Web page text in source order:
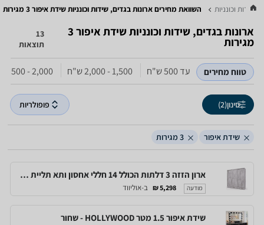
שידות וכונניות השוואת מחירים ארונות בגדים, שידות וכונניות ‏שידת איפור ‏3 מגירות
ארונות בגדים, שידות וכונניות ‏שידת איפור ‏3
מגירות
13
תוצאות
טווח מחירים עד 500‏ ש"ח 1,500 - 2,000‏ ש"ח 2,000 - 2,500‏ ש"ח
סינון(2) פופולריות
שידת איפור 3 מגירות
ארון הזזה 3 דלתות הכולל 14 חללי אחסון ותא תליית קולבים – דגם - 240 - 17-3d - new
מודעה 5,298 ₪ ב-אוליווד
שידת איפור 1.5 מטר HOLLYWOOD - שחור